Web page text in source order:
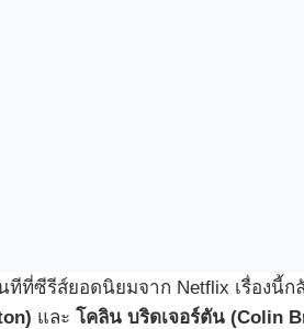
ซีรีส์ยอดนิยมจาก Netflix เรื่องนี้ก
และ โคลิน บริดเจอร์ตัน (Colin